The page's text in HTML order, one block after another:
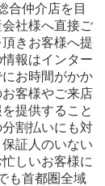
合仲介店を目
社様へ直接ご
きお客様へ提
報はインター
お時間がかか
客様やご来店
提供すること
割払いにも対
証人のいない
しいお客様に
も首都圏全域